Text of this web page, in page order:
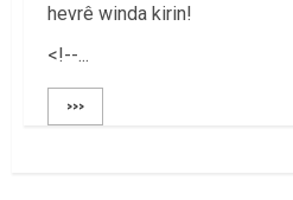
hevrê winda kirin!
<!--...
>>>